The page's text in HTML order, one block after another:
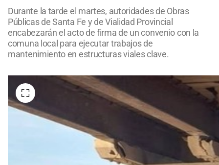
Durante la tarde el martes, autoridades de Obras
Públicas de Santa Fe y de Vialidad Provincial
encabezarán el acto de firma de un convenio con la
comuna local para ejecutar trabajos de
mantenimiento en estructuras viales clave.